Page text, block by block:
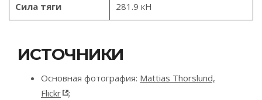
Сила тяги 281.9 кН
ИСТОЧНИКИ
Основная фотография: Mattias Thorslund,
Flickr
;